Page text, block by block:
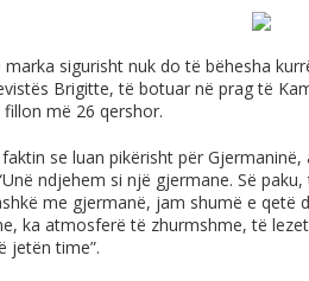
marka sigurisht nuk do të bëhesha
Brigitte, të botuar në prag të
më 26 qershor.
se luan pikërisht për
ndjehem si një gjermane. Së
me gjermanë, jam shumë e qetë
ka atmosferë të zhurmshme, të
jetën time”.